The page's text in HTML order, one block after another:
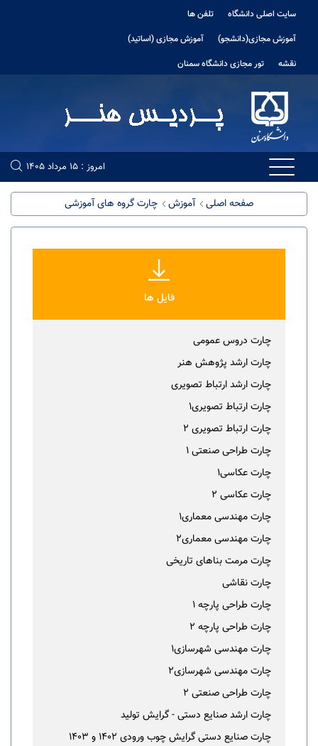
سایت اصلی دانشگاه
تلفن ها
آموزش مجازی(دانشجو)
آموزش مجازی (اساتید)
نقشه
تور مجازی دانشگاه سمنان
امروز : 15 مرداد 1405
صفحه اصلی آموزش چارت گروه های آموزشی
فایل ها
چارت دروس عمومی
چارت ارشد پژوهش هنر
چارت ارشد ارتباط تصویری
چارت ارتباط تصویری1
چارت ارتباط تصویری 2
چارت طراحی صنعتی 1
چارت عکاسی1
چارت عکاسی 2
چارت مهندسی معماری1
چارت مهندسی معماری2
چارت مرمت بناهای تاریخی
چارت نقاشی
چارت طراحی پارچه 1
چارت طراحی پارچه 2
چارت مهندسی شهرسازی1
چارت مهندسی شهرسازی2
چارت طراحی صنعتی 2
چارت ارشد صنایع دستی - گرایش تولید
چارت صنایع دستی گرایش چوب ورودی 1402 و 1403